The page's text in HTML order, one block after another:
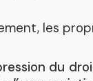
les
du